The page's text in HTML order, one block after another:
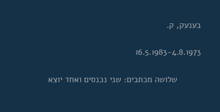
שלושה מכתבים: שני נכנסים ואחד יוצא
16.5.1983-4.8.1973
בענעק, ק.